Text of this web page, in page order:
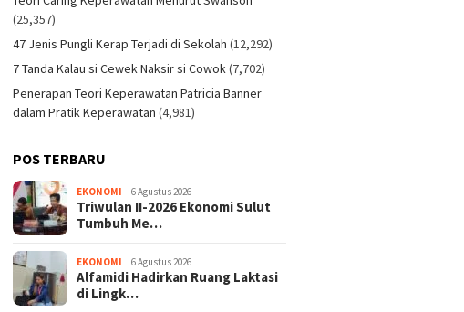
(25,357)
47 Jenis Pungli Kerap Terjadi di Sekolah (12,292)
7 Tanda Kalau si Cewek Naksir si Cowok(7,702)
Penerapan Teori Keperawatan Patricia Banner
dalam Pratik Keperawatan (4,981)
POS TERBARU
EKONOMI 6 Agustus 2026
Triwulan II-2026 Ekonomi Sulut
Tumbuh Me…
EKONOMI 6 Agustus 2026
Alfamidi Hadirkan Ruang Laktasi
di Lingk…